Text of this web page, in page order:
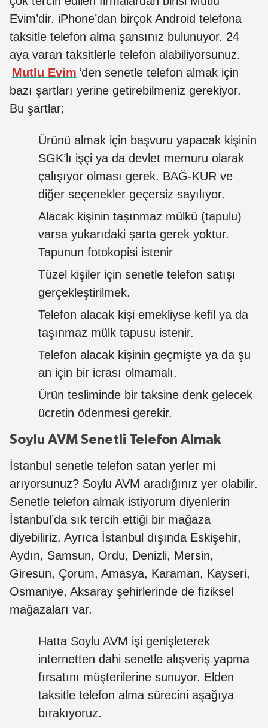
Evim’dir. iPhone’dan birçok Android telefona
taksitle telefon alma şansınız bulunuyor. 24
aya varan taksitlerle telefon alabiliyorsunuz.
Mutlu Evim ‘den senetle telefon almak için
bazı şartları yerine getirebilmeniz gerekiyor.
Bu şartlar;
Ürünü almak için başvuru yapacak kişinin
SGK’lı işçi ya da devlet memuru olarak
çalışıyor olması gerek. BAĞ-KUR ve
diğer seçenekler geçersiz sayılıyor.
Alacak kişinin taşınmaz mülkü (tapulu)
varsa yukarıdaki şarta gerek yoktur.
Tapunun fotokopisi istenir
Tüzel kişiler için senetle telefon satışı
gerçekleştirilmek.
Telefon alacak kişi emekliyse kefil ya da
taşınmaz mülk tapusu istenir.
Telefon alacak kişinin geçmişte ya da şu
an için bir icrası olmamalı.
Ürün tesliminde bir taksine denk gelecek
ücretin ödenmesi gerekir.
Soylu AVM Senetli Telefon Almak
İstanbul senetle telefon satan yerler mi
arıyorsunuz? Soylu AVM aradığınız yer olabilir.
Senetle telefon almak istiyorum diyenlerin
İstanbul’da sık tercih ettiği bir mağaza
diyebiliriz. Ayrıca İstanbul dışında Eskişehir,
Aydın, Samsun, Ordu, Denizli, Mersin,
Giresun, Çorum, Amasya, Karaman, Kayseri,
Osmaniye, Aksaray şehirlerinde de fiziksel
mağazaları var.
Hatta Soylu AVM işi genişleterek
internetten dahi senetle alışveriş yapma
fırsatını müşterilerine sunuyor. Elden
taksitle telefon alma sürecini aşağıya
bırakıyoruz.